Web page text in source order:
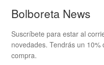
Bolboreta News
Suscríbete para estar al
novedades. Tendrás un
compra.